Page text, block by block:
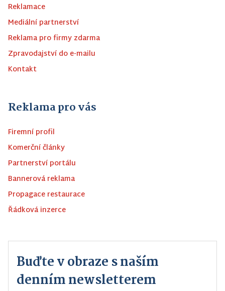
Reklamace
Mediální partnerství
Reklama pro firmy zdarma
Zpravodajství do e-mailu
Kontakt
Reklama pro vás
Firemní profil
Komerční články
Partnerství portálu
Bannerová reklama
Propagace restaurace
Řádková inzerce
Buďte v obraze s naším
denním newsletterem